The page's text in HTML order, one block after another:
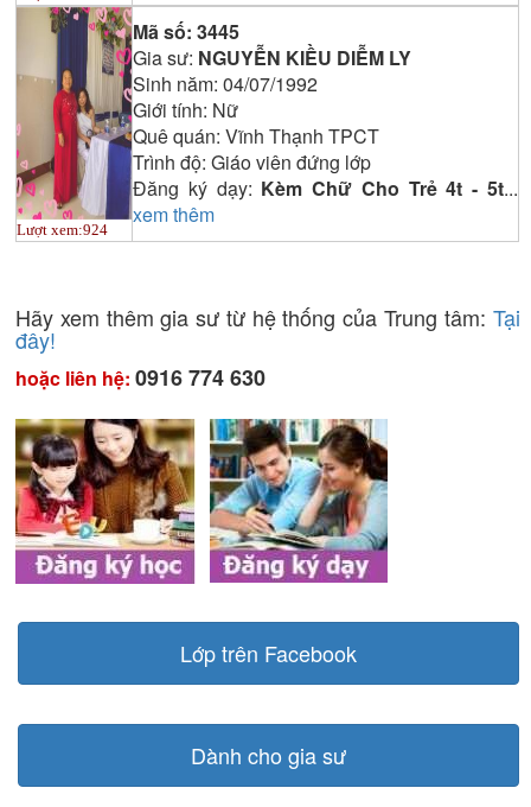
Lượt xem:924
Mã số: 3445
Gia sư: NGUYỄN KIỀU DIỄM LY
Sinh năm: 04/07/1992
Giới tính: Nữ
Quê quán: Vĩnh Thạnh TPCT
Trình độ: Giáo viên đứng lớp
Đăng ký dạy: Kèm Chữ Cho Trẻ 4t - 5t...
xem thêm
Hãy xem thêm gia sư từ hệ thống của Trung tâm: Tại
đây!
hoặc liên hệ: 0916 774 630
Lớp trên Facebook
Dành cho gia sư